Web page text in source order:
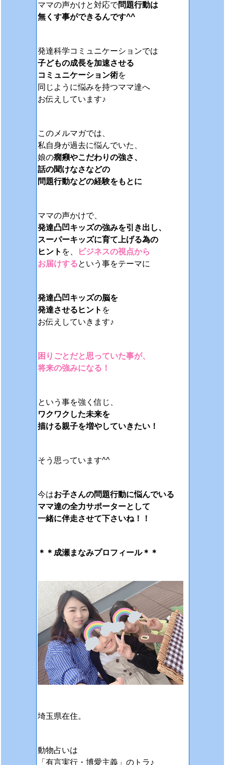
ママの声かけと対応で問題行動は
無くす事ができるんです^^
発達科学コミュニケーションでは
子どもの成長を加速させる
コミュニケーション術を
同じように悩みを持つママ達へ
お伝えしています♪
このメルマガでは、
私自身が過去に悩んでいた、
娘の癇癪やこだわりの強さ、
話の聞けなさなどの
問題行動などの経験をもとに
ママの声かけで、
発達凸凹キッズの強みを引き出し、
スーパーキッズに育て上げる為の
ヒント を、
ビジネスの視点から
お届けするという事をテーマに
発達凸凹キッズの脳を
発達させるヒント を
お伝えしていきます♪
困りごとだと思っていた事が、
将来の強みになる！
という事を強く信じ、
ワクワクした未来を
描ける親子を増やしていきたい！
そう思っています^^
今はお子さんの問題行動に悩んでいる
ママ達の全力サポーターとして
一緒に伴走させて下さいね！！
＊＊成瀬まなみプロフィール＊＊
埼玉県在住。
動物占いは
「有言実行・博愛主義」のトラ♪